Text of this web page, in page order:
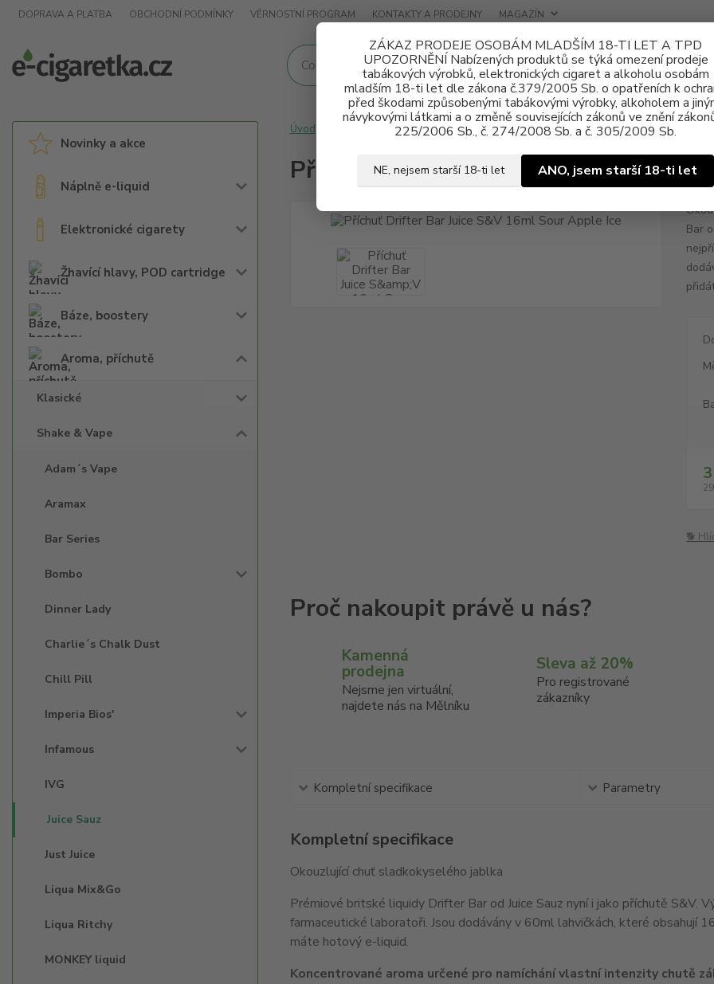
ZÁKAZ PRODEJE OSOBÁM MLADŠÍM 18-TI LET A TPD
UPOZORNĚNÍ Nabízených produktů se týká omezení prodeje
tabákových výrobků, elektronických cigaret a alkoholu osobám
mladším 18-ti let dle zákona č.379/2005 Sb. o opatřeních k
před škodami způsobenými tabákovými výrobky, alkoholem a
návykovými látkami a o změně souvisejících zákonů ve znění
225/2006 Sb., č. 274/2008 Sb. a č. 305/2009 Sb.
NE, nejsem starší 18-ti let ANO, jsem starší 18-ti let
DOPRAVA A PLATBA OBCHODNÍ PODMÍNKY VĚRNOSTNÍ PROGRAM KONTAKTY A PRODEJNY MAGAZÍN
Novinky a akce
Náplně e-liquid
Elektronické cigarety
Žhavící hlavy, POD cartridge
Báze, boostery
Aroma, příchutě
Klasické
Shake & Vape
Adam´s Vape
Aramax
Bar Series
Bombo
Dinner Lady
Charlie´s Chalk Dust
Chill Pill
Imperia Bios'
Infamous
IVG
Juice Sauz
Just Juice
Liqua Mix&Go
Liqua Ritchy
MONKEY liquid
Úvod Aroma, příchutě Shake & Vape Juice Sauz Příchuť Drifter Bar Juice
Příchuť Drifter Bar Juice S&V 16ml
Bar
🐕
Kamenná
prodejna
Nejsme jen virtuální,
najdete nás na Mělníku
Sleva až 20%
Pro registrované
zákazníky
Kompletní specifikace Parametry
Kompletní specifikace
Okouzlující chuť sladkokyselého jablka
Prémiové britské liquidy Drifter Bar od Juice Sauz nyní i jako příchutě S&V.
farmaceutické laboratoři. Jsou dodávány v 60ml lahvičkách, které obsahují
máte hotový e-liquid.
Koncentrované aroma určené pro namíchání vlastní intenzity chutě